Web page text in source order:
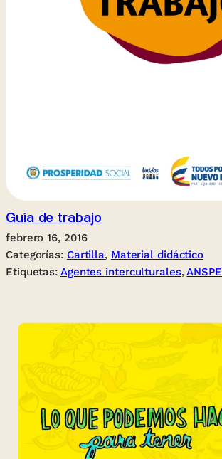
Guía de trabajo
febrero 16, 2016
Categorías: Cartilla, Material didáctico
Etiquetas: Agentes interculturales, ANSPE